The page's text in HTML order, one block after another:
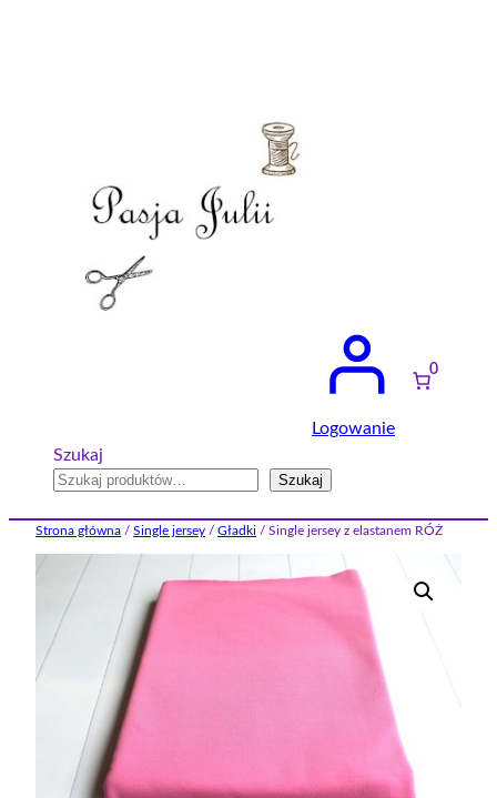
Logowanie
0
Szukaj
Szukaj
Strona główna / Single jersey / Gładki / Single jersey z elastanem RÓŻ